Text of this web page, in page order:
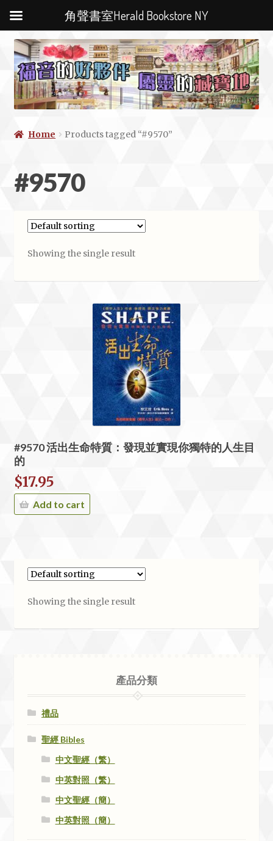
Home Products tagged “#9570”
#9570
Showing the single result
#9570 活出生命特質：發現並實現你獨特的人生目
的
$17.95
Add to cart
Showing the single result
產品分類
禮品
聖經 Bibles
中文聖經（繁）
中英對照（繁）
中文聖經（簡）
中英對照（簡）
角聲書室Herald Bookstore NY